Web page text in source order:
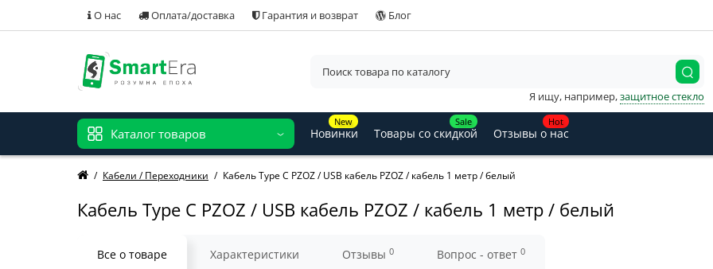
О нас Оплата/доставка Гарантия и возврат Блог
Я ищу, например,защитное стекло
Каталог товаров
New
Новинки
Sale
Товары со скидкой
Hot
Отзывы о нас
Кабели / Переходники Кабель Type C PZOZ / USB кабель PZOZ / кабель 1 метр / белый
Кабель Type C PZOZ / USB кабель PZOZ / кабель 1 метр / белый
Все о товаре Характеристики Отзывы 0 Вопрос - ответ 0